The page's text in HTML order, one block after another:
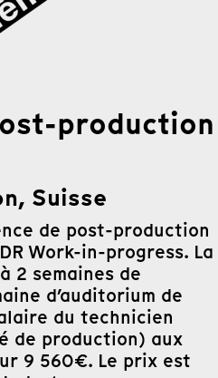
production
Suisse
de post-production
Work-in-progress. La
2 semaines de
d’auditorium de
du technicien
de production) aux
9 560€. Le prix est